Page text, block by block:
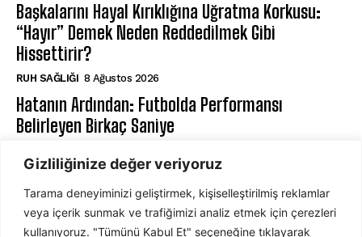
Gizliliğinize değer veriyoruz
Tarama deneyiminizi geliştirmek, kişiselleştirilmiş reklamlar
veya içerik sunmak ve trafiğimizi analiz etmek için çerezleri
kullanıyoruz. "Tümünü Kabul Et" seçeneğine tıklayarak
Başkalarını Hayal Kırıklığına Uğratma Korkusu:
“Hayır” Demek Neden Reddedilmek Gibi
Hissettirir?
⁠RUH SAĞLIĞI 8 Ağustos 2026
Hatanın Ardından: Futbolda Performansı
Belirleyen Birkaç Saniye
ABONE OL